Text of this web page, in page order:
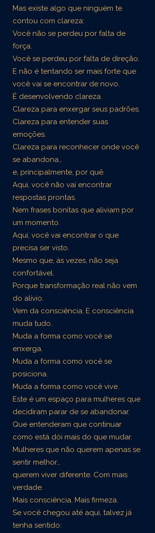
Mas existe algo que ninguém te
contou com clareza:
Você não se perdeu por falta de
força.
Você se perdeu por falta de direção.
E não é tentando ser mais forte que
você vai se encontrar de novo.
É desenvolvendo clareza.
Clareza para enxergar seus padrões.
Clareza para entender suas
emoções.
Clareza para reconhecer onde você
se abandona…
e, principalmente, por quê.
Aqui, você não vai encontrar
respostas prontas.
Nem frases bonitas que aliviam por
um momento.
Aqui, você vai encontrar o que
precisa ser visto.
Mesmo que, às vezes, não seja
confortável.
Porque transformação real não vem
do alívio.
Vem da consciência. E consciência
muda tudo.
Muda a forma como você se
enxerga.
Muda a forma como você se
posiciona.
Muda a forma como você vive.
Este é um espaço para mulheres que
decidiram parar de se abandonar.
Que entenderam que continuar
como está dói mais do que mudar.
Mulheres que não querem apenas se
sentir melhor…
querem viver diferente. Com mais
verdade.
Mais consciência. Mais firmeza.
Se você chegou até aqui, talvez já
tenha sentido: